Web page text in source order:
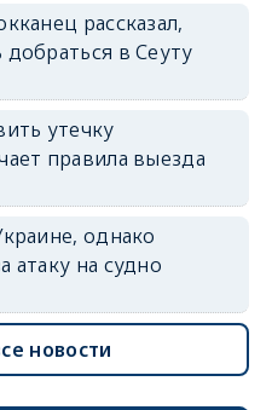
рассказал,
в Сеуту
утечку
правила выезда
однако
атаку на судно
новости